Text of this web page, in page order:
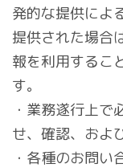
発的な提供によ
提供された場合
報を利用するこ
す。
・業務遂行上
せ、確認、およ
・各種のお問い